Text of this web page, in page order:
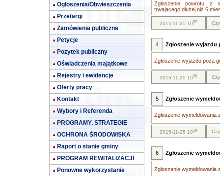
Ogłoszenia/Obwieszczenia
Przetargi
Zamówienia publiczne
Petycje
Pożytek publiczny
Oświadczenia majątkowe
Rejestry i ewidencje
Oferty pracy
Kontakt
Wybory i Referenda
PROGRAMY, STRATEGIE
OCHRONA ŚRODOWISKA
Raport o stanie gminy
PROGRAM REWITALIZACJI
Ponowne wykorzystanie
Zgłoszenie powrotu z
trwajacego dłużej niż 6
2015-11-25 1057
4 Zgłoszenie wyjazdu
Zgłoszenie wyjazdu poza
2015-11-25 1058
5 Zgłoszenie
Zgłoszenie
2015-11-25 1059
6 Zgłoszenie
Zgłoszenie wymeldowania